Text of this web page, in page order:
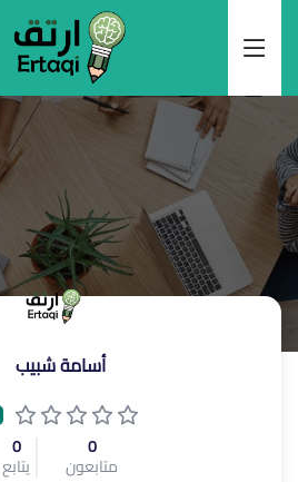
أسامة شبيب
0
متابعون
0
يتابع